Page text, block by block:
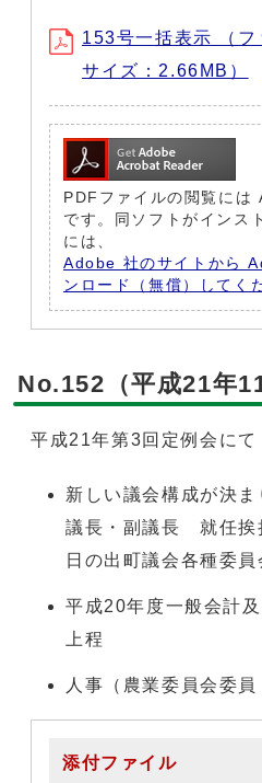
153号一括表示 （
サイズ：2.66MB）
PDFファイルの閲覧に
です。同ソフトがインス
には、
Adobe 社のサイトから
ンロード（無償）してく
No.152（平成21年
平成21年第3回定例会にて
新しい議会構成が決ま
議長・副議長 就任挨
日の出町議会各種委
平成20年度一般会計
上程
人事（農業委員会委
添付ファイル